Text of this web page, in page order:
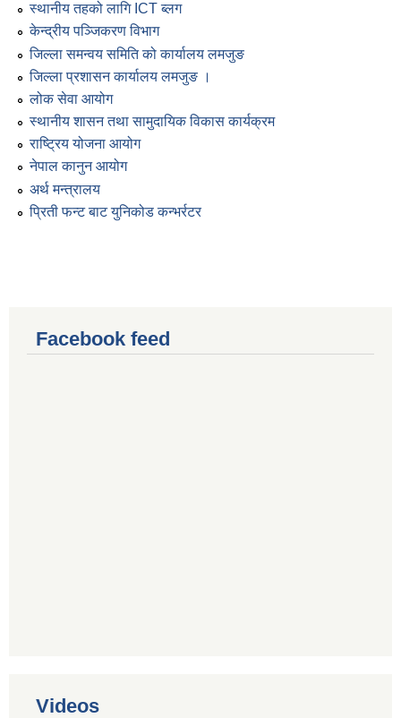
स्थानीय तहको लागि ICT ब्लग
केन्द्रीय पञ्जिकरण विभाग
जिल्ला समन्वय समिति को कार्यालय लमजुङ
जिल्ला प्रशासन कार्यालय लमजुङ ।
लोक सेवा आयोग
स्थानीय शासन तथा सामुदायिक विकास कार्यक्रम
राष्ट्रिय योजना आयोग
नेपाल कानुन आयोग
अर्थ मन्त्रालय
प्रिती फन्ट बाट युनिकोड कन्भर्रटर
Facebook feed
Videos